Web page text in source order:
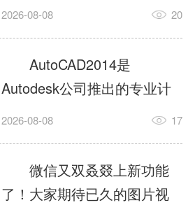
AutoCAD2014这款软件，进
入AutoCAD2014的操作界
面，如图所示：2.在该界面内
找到矩形选项，如图所示：3.
点击矩...
怎么办?下面就为大家带来了
办的解决方法，有需要的小
伙伴可以来了解了解哦。1.打
开控制面板，选择
AutodeskAutoCAD2014。2.
等AutodeskAutoCAD2014的
安装程序加载完毕。3.选择添
加/...
2026-08-08 20
AutoCAD2014是
Autodesk公司推出的专业计
算机辅助设计（CAD）软
子、建筑、服装等多个工程
与设计领域。作为行业标准
工具之一，它提供了强大的
2026-08-08 17
微信又双叒叕上新功能
了！大家期待已久的图片视